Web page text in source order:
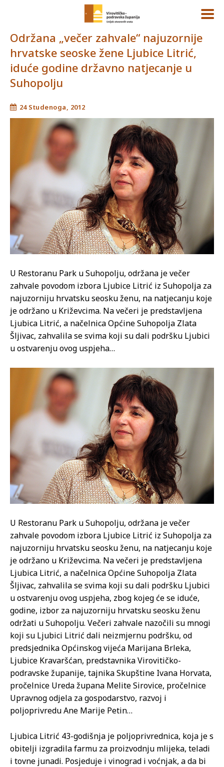
Održana „večer zahvale“ najuzornije
hrvatske seoske žene Ljubice Litrić,
iduće godine državno natjecanje u
Suhopolju
24 Studenoga, 2012
U Restoranu Park u Suhopolju, održana je večer
zahvale povodom izbora Ljubice Litrić iz Suhopolja za
najuzorniju hrvatsku seosku ženu, na natjecanju koje
je održano u Križevcima. Na večeri je predstavljena
Ljubica Litrić, a načelnica Općine Suhopolja Zlata
Šljivac, zahvalila se svima koji su dali podršku Ljubici
u ostvarenju ovog uspjeha…
U Restoranu Park u Suhopolju, održana je večer
zahvale povodom izbora Ljubice Litrić iz Suhopolja za
najuzorniju hrvatsku seosku ženu, na natjecanju koje
je održano u Križevcima. Na večeri je predstavljena
Ljubica Litrić, a načelnica Općine Suhopolja Zlata
Šljivac, zahvalila se svima koji su dali podršku Ljubici
u ostvarenju ovog uspjeha, zbog kojeg će se iduće,
godine, izbor za najuzorniju hrvatsku seosku ženu
održati u Suhopolju. Večeri zahvale nazočili su mnogi
koji su Ljubici Litrić dali neizmjernu podršku, od
predsjednika Općinskog vijeća Marijana Brleka,
Ljubice Kravaršćan, predstavnika Virovitičko-
podravske županije, tajnika Skupštine Ivana Horvata,
pročelnice Ureda župana Melite Sirovice, pročelnice
Upravnog odjela za gospodarstvo, razvoj i
poljoprivredu Ane Marije Petin…
Ljubica Litrić 43-godišnja je poljoprivrednica, koja je s
obitelji izgradila farmu za proizvodnju mlijeka, teladi
i tovne junadi. Posjeduje i vinograd i voćnjak, a da bi